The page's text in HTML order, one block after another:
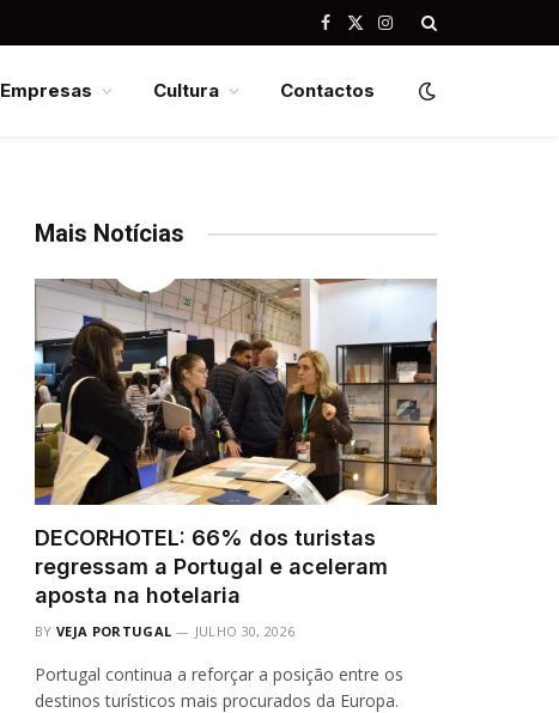
Facebook
X
Instagram
Empresas Cultura Contactos
Mais Notícias
DECORHOTEL: 66% dos turistas
regressam a Portugal e aceleram
aposta na hotelaria
BY VEJA PORTUGAL JULHO 30, 2026
Portugal continua a reforçar a posição entre os
destinos turísticos mais procurados da Europa.